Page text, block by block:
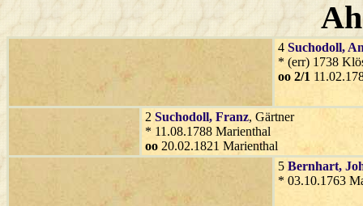
4 Suchodoll,
* (err) 1738
oo 2/1
2 Suchodoll, Franz, Gärtner
* 11.08.1788 Marienthal
oo 20.02.1821 Marienthal
5 Bernhart,
* 03.10.1763